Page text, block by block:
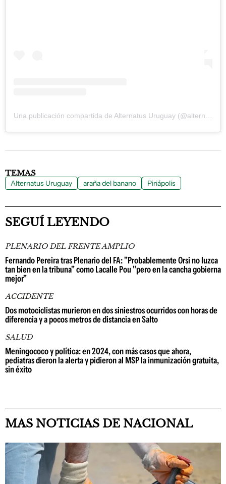
Una publicación compartida de Alternatus Uruguay (@alternatus_uruguay)
TEMAS
Alternatus Uruguay araña del banano Piriápolis
SEGUÍ LEYENDO
PLENARIO DEL FRENTE AMPLIO
Fernando Pereira tras Plenario del FA: "Probablemente Orsi no luzca
tan bien en la tribuna" como Lacalle Pou "pero en la cancha gobierna
mejor"
ACCIDENTE
Dos motociclistas murieron en dos siniestros ocurridos con horas de
diferencia y a pocos metros de distancia en Salto
SALUD
Meningococo y política: en 2024, con más casos que ahora,
pediatras dieron la alerta y pidieron al MSP la inmunización gratuita,
sin éxito
MAS NOTICIAS DE NACIONAL